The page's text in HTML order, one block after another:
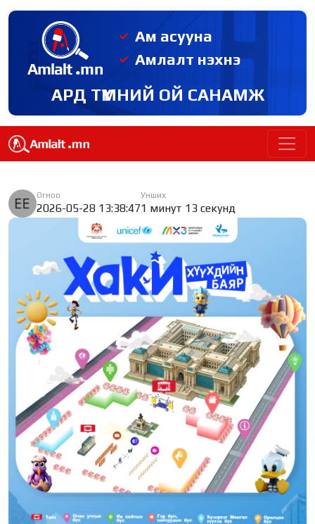
Ам асууна
Амлалт нэхнэ
АРД ТҮМНИЙ ОЙ САНАМЖ
Огноо
2026-05-28 13:38:47
Унших
1 минут 13 секунд